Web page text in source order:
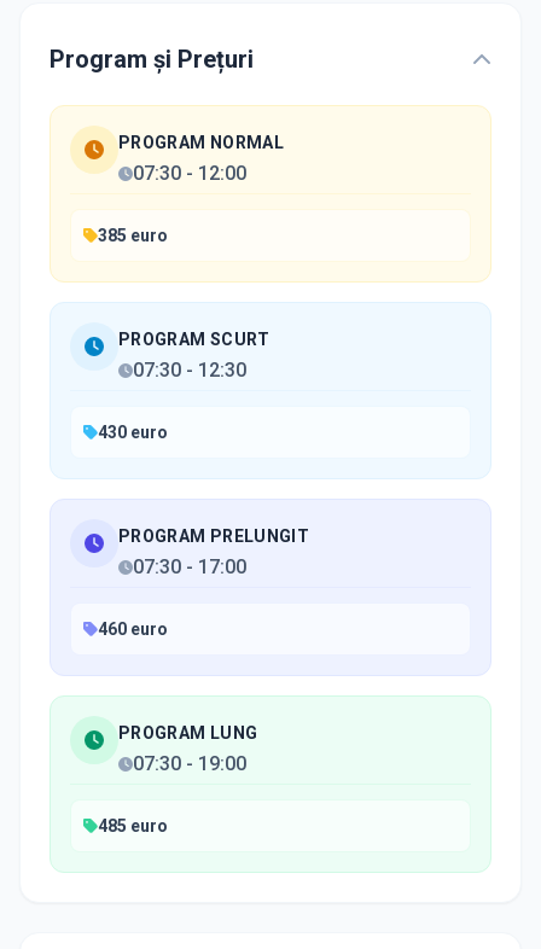
Program și Prețuri
PROGRAM NORMAL
07:30 - 12:00
385 euro
PROGRAM SCURT
07:30 - 12:30
430 euro
PROGRAM PRELUNGIT
07:30 - 17:00
460 euro
PROGRAM LUNG
07:30 - 19:00
485 euro